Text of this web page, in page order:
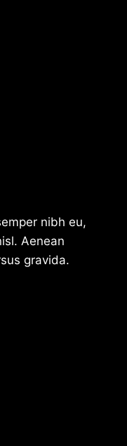
nibh eu,
Aenean
gravida.